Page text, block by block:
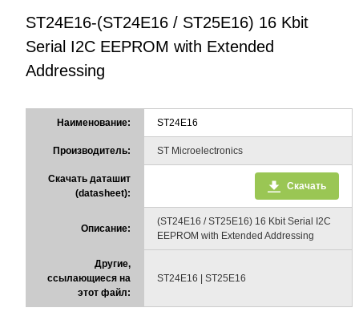
ST24E16-(ST24E16 / ST25E16) 16 Kbit
Serial I2C EEPROM with Extended
Addressing
Наименование: ST24E16
Производитель: ST Microelectronics
Скачать даташит
(datasheet):
Скачать
Описание:
(ST24E16 / ST25E16) 16 Kbit Serial I2C
EEPROM with Extended Addressing
Другие,
ссылающиеся на
этот файл:
ST24E16 | ST25E16